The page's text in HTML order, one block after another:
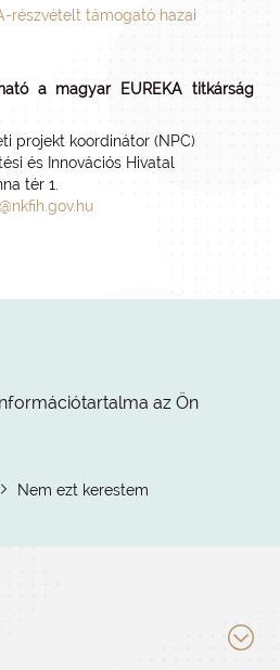
részvételt támogató hazai
a magyar EUREKA titkárság
projekt koordinátor (NPC)
és Innovációs Hivatal
tér 1.
az Ön
Nem ezt kerestem